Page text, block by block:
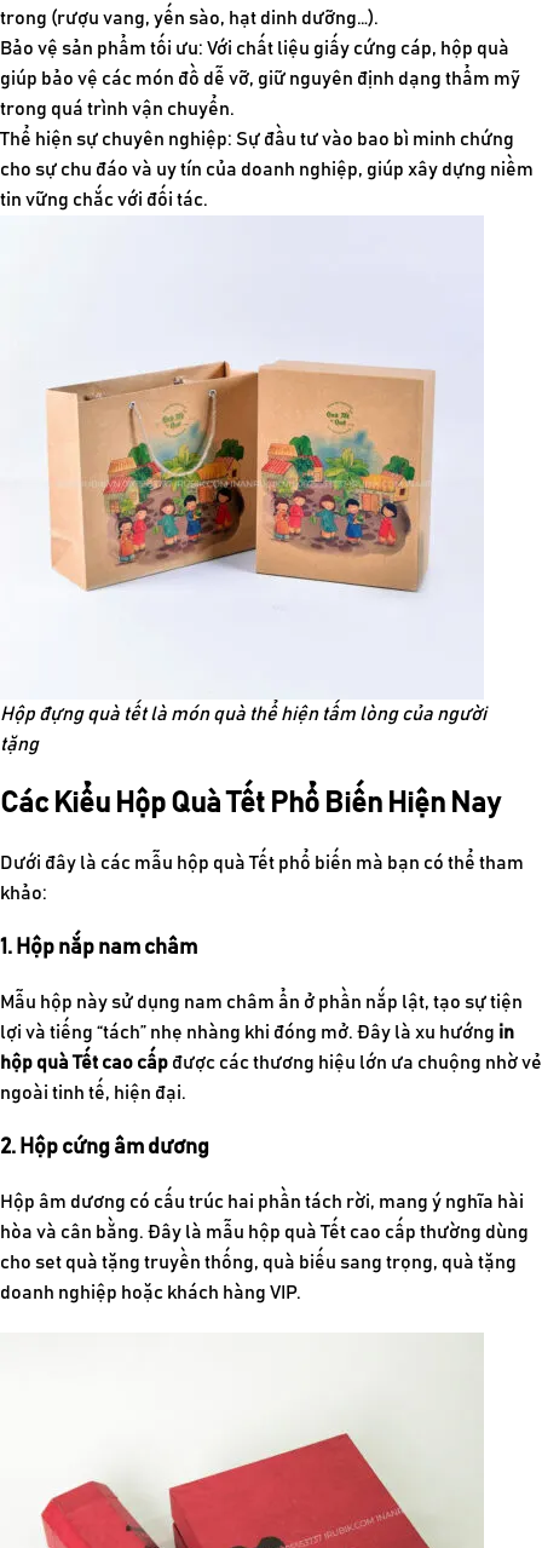
trong (rượu vang, yến sào, hạt dinh dưỡng…).
Bảo vệ sản phẩm tối ưu: Với chất liệu giấy cứng cáp, hộp quà
giúp bảo vệ các món đồ dễ vỡ, giữ nguyên định dạng thẩm mỹ
trong quá trình vận chuyển.
Thể hiện sự chuyên nghiệp: Sự đầu tư vào bao bì minh chứng
cho sự chu đáo và uy tín của doanh nghiệp, giúp xây dựng niềm
tin vững chắc với đối tác.
Hộp đựng quà tết là món quà thể hiện tấm lòng của người
tặng
Các Kiểu Hộp Quà Tết Phổ Biến Hiện Nay
Dưới đây là các mẫu hộp quà Tết phổ biến mà bạn có thể tham
khảo:
1. Hộp nắp nam châm
Mẫu hộp này sử dụng nam châm ẩn ở phần nắp lật, tạo sự tiện
lợi và tiếng “tách” nhẹ nhàng khi đóng mở. Đây là xu hướng in
hộp quà Tết cao cấp được các thương hiệu lớn ưa chuộng nhờ vẻ
ngoài tinh tế, hiện đại.
2. Hộp cứng âm dương
Hộp âm dương có cấu trúc hai phần tách rời, mang ý nghĩa hài
hòa và cân bằng. Đây là mẫu hộp quà Tết cao cấp thường dùng
cho set quà tặng truyền thống, quà biếu sang trọng, quà tặng
doanh nghiệp hoặc khách hàng VIP.